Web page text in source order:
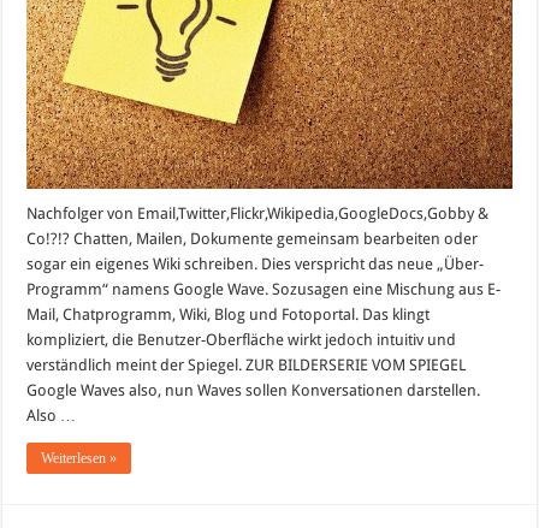
Nachfolger von Email,Twitter,Flickr,Wikipedia,GoogleDocs,Gobby &
Co!?!? Chatten, Mailen, Dokumente gemeinsam bearbeiten oder
sogar ein eigenes Wiki schreiben. Dies verspricht das neue „Über-
Programm“ namens Google Wave. Sozusagen eine Mischung aus E-
Mail, Chatprogramm, Wiki, Blog und Fotoportal. Das klingt
kompliziert, die Benutzer-Oberfläche wirkt jedoch intuitiv und
verständlich meint der Spiegel. ZUR BILDERSERIE VOM SPIEGEL
Google Waves also, nun Waves sollen Konversationen darstellen.
Also …
Weiterlesen »